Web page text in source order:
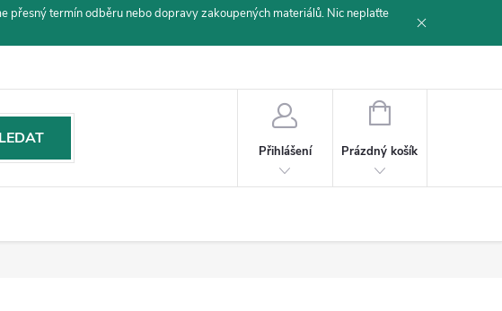
přesný termín odběru nebo dopravy zakoupených materiálů. Nic neplaťte
Přihlášení
NÁKUPNÍ
Prázdný košík